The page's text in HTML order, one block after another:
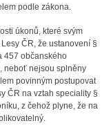
podle zákona.
úkonů, které svým
ČR, že ustanovení §
457 občanského
neboť nejsou splněny
povinným postupovat
ČR na vztah speciality §
z čehož plyne, že na